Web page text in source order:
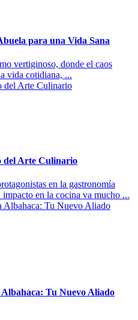
para una Vida Sana
vertiginoso, donde el caos
vida cotidiana, ...
del Arte Culinario
en la gastronomía
en la cocina va mucho ...
Tu Nuevo Aliado